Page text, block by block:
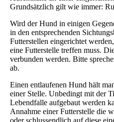
Grundsätzlich gilt wie immer:
Wird der Hund in einigen
in den entsprechenden
Futterstellen eingerichtet
eine Futterstelle treffen muss.
verbunden werden. Bitte
ab.
Einen entlaufenen Hund hält
einer Stelle. Unbedingt mit der
Lebendfalle aufgebaut werden
Annahme einer Futterstelle die